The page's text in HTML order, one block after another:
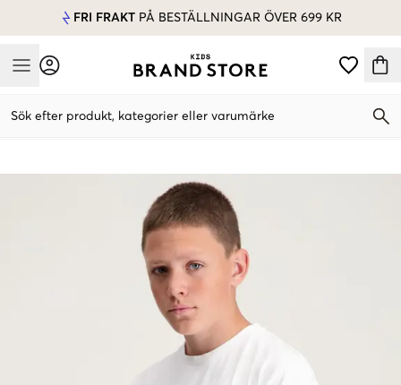
FRI FRAKT PÅ BESTÄLLNINGAR ÖVER 699 KR
Mobile Menu
Sök efter produkt, kategorier eller varumärke